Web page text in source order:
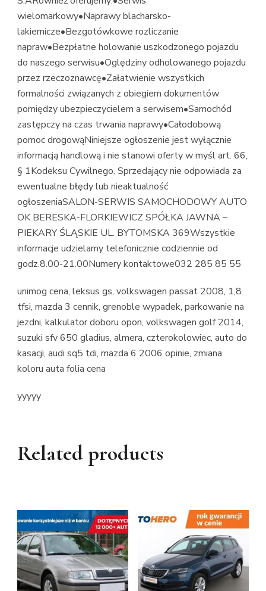
wielomarkowy•Naprawy blacharsko-
lakiernicze•Bezgotówkowe rozliczanie
napraw•Bezpłatne holowanie uszkodzonego pojazdu
do naszego serwisu•Oględziny odholowanego pojazdu
przez rzeczoznawcę•Załatwienie wszystkich
formalności związanych z obiegiem dokumentów
pomiędzy ubezpieczycielem a serwisem•Samochód
zastępczy na czas trwania naprawy•Całodobową
pomoc drogowąNiniejsze ogłoszenie jest wyłącznie
informacją handlową i nie stanowi oferty w myśl art. 66,
§ 1Kodeksu Cywilnego. Sprzedający nie odpowiada za
ewentualne błędy lub nieaktualność
ogłoszeniaSALON-SERWIS SAMOCHODOWY AUTO
OK BERESKA-FLORKIEWICZ SPÓŁKA JAWNA –
PIEKARY ŚLĄSKIE UL. BYTOMSKA 369Wszystkie
informacje udzielamy telefonicznie codziennie od
godz.8.00-21.00Numery kontaktowe032 285 85 55
unimog cena, leksus gs, volkswagen passat 2008, 1,8
tfsi, mazda 3 cennik, grenoble wypadek, parkowanie na
jezdni, kalkulator doboru opon, volkswagen golf 2014,
suzuki sfv 650 gladius, almera, czterokolowiec, auto do
kasacji, audi sq5 tdi, mazda 6 2006 opinie, zmiana
koloru auta folia cena
yyyyy
Related products